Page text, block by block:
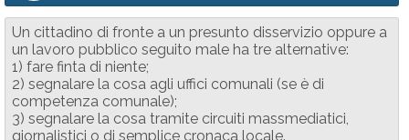
Un cittadino di fronte a un presunto disservizio oppure a
un lavoro pubblico seguito male ha tre alternative:
1) fare finta di niente;
2) segnalare la cosa agli uffici comunali (se è di
competenza comunale);
3) segnalare la cosa tramite circuiti massmediatici,
giornalistici o di semplice cronaca locale.